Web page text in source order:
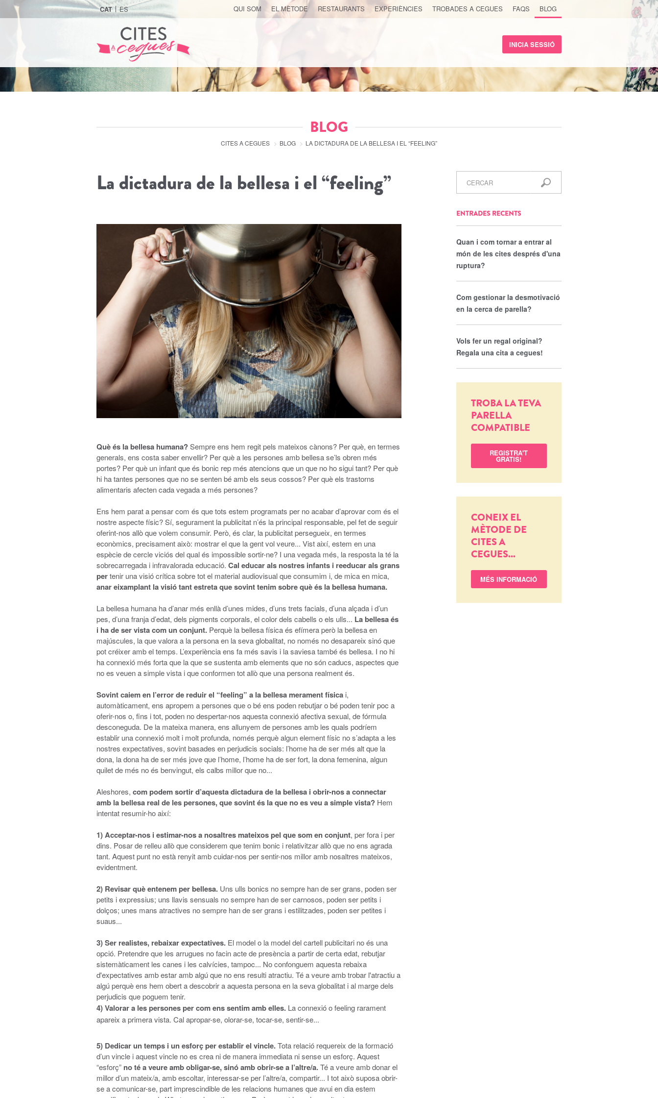
Anar
al
CAT ES QUI SOM EL MÈTODE RESTAURANTS EXPERIÈNCIES TROBADES A CEGUES FAQS BLOG
INICIA SESSIÓ
BLOG
CITES A CEGUES BLOG
PÀGINA
LA DICTADURA DE LA BELLESA I EL “FEELING”
La dictadura de la bellesa i el “feeling”
Què és la bellesa humana?Sempre ens hem regit pels mateixos cànons? Per què, en termes
generals, ens costa saber envellir? Per què a les persones amb bellesa se’ls obren més
portes? Per què un infant que és bonic rep més atencions que un que no ho sigui tant? Per què
hi ha tantes persones que no se senten bé amb els seus cossos? Per què els trastorns
alimentaris afecten cada vegada a més persones?
Ens hem parat a pensar com és que tots estem programats per no acabar d’aprovar com és el
nostre aspecte físic? Sí, segurament la publicitat n’és la principal responsable, pel fet de seguir
oferint-nos allò que volem consumir. Però, és clar, la publicitat persegueix, en termes
econòmics, precisament això: mostrar el que la gent vol veure... Vist així, estem en una
espècie de cercle viciós del qual és impossible sortir-ne? I una vegada més, la resposta la té la
sobrecarregada i infravalorada educació. Cal educar als nostres infants i reeducar als grans
pertenir una visió crítica sobre tot el material audiovisual que consumim i, de mica en mica,
anar eixamplant la visió tant estreta que sovint tenim sobre què és la bellesa humana.
La bellesa humana ha d’anar més enllà d’unes mides, d’uns trets facials, d’una alçada i d’un
pes, d’una franja d’edat, dels pigments corporals, el color dels cabells o els ulls... La bellesa és
i ha de ser vista com un conjunt. Perquè la bellesa física és efímera però la bellesa en
majúscules, la que valora a la persona en la seva globalitat, no només no desapareix sinó que
pot créixer amb el temps. L’experiència ens fa més savis i la saviesa també és bellesa. I no hi
ha connexió més forta que la que se sustenta amb elements que no són caducs, aspectes que
no es veuen a simple vista i que conformen tot allò que una persona realment és.
Sovint caiem en l’error de reduir el “feeling” a la bellesa merament física i,
automàticament, ens apropem a persones que o bé ens poden rebutjar o bé poden tenir poc a
oferir-nos o, fins i tot, poden no despertar-nos aquesta connexió afectiva sexual, de fórmula
desconeguda. De la mateixa manera, ens allunyem de persones amb les quals podríem
establir una connexió molt i molt profunda, només perquè algun element físic no s’adapta a les
nostres expectatives, sovint basades en perjudicis socials: l’home ha de ser més alt que la
dona, la dona ha de ser més jove que l’home, l’home ha de ser fort, la dona femenina, algun
quilet de més no és benvingut, els calbs millor que no...
Aleshores, com podem sortir d’aquesta dictadura de la bellesa i obrir-nos a connectar
amb la bellesa real de les persones, que sovint és la que no es veu a simple vista? Hem
intentat resumir-ho així:
1)Acceptar-nos i estimar-nos a nosaltres mateixos pel que som en conjunt, per fora i per
dins. Posar de relleu allò que considerem que tenim bonic i relativitzar allò que no ens agrada
tant. Aquest punt no està renyit amb cuidar-nos per sentir-nos millor amb nosaltres mateixos,
evidentment.
2) Revisar què entenem per bellesa. Uns ulls bonics no sempre han de ser grans, poden ser
petits i expressius; uns llavis sensuals no sempre han de ser carnosos, poden ser petits i
dolços; unes mans atractives no sempre han de ser grans i estilitzades, poden ser petites i
suaus...
3)Ser realistes, rebaixar expectatives. El model o la model del cartell publicitari no és una
opció. Pretendre que les arrugues no facin acte de presència a partir de certa edat, rebutjar
sistemàticament les canes i les calvícies, tampoc... No confonguem aquesta rebaixa
d'expectatives amb estar amb algú que no ens resulti atractiu. Té a veure amb trobar l'atractiu a
algú perquè ens hem obert a descobrir a aquesta persona en la seva globalitat i al marge dels
perjudicis que poguem tenir.
4)Valorar a les persones per com ens sentim amb elles. La connexió o feeling rarament
apareix a primera vista. Cal apropar-se, olorar-se, tocar-se, sentir-se...
5) Dedicar un temps i un esforç per establir el vincle.Tota relació requereix de la formació
d’un vincle i aquest vincle no es crea ni de manera immediata ni sense un esforç. Aquest
“esforç” no té a veure amb obligar-se, sinó amb obrir-se a l’altre/a.Té a veure amb donar el
millor d’un mateix/a, amb escoltar, interessar-se per l’altre/a, compartir... I tot això suposa obrir-
se a comunicar-se, part imprescindible de les relacions humanes que avui en dia estem
ENTRADES RECENTS
Quan i com tornar a entrar al
món de les cites després d'una
ruptura?
Com gestionar la desmotivació
en la cerca de parella?
Vols fer un regal original?
Regala una cita a cegues!
TROBA LA TEVA
PARELLA
COMPATIBLE
REGISTRA'T
GRATIS!
CONEIX EL
MÈTODE DE
CITES A
CEGUES...
MÉS INFORMACIÓ